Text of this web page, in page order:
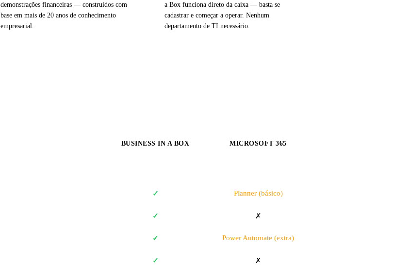
demonstrações financeiras — construídos com
base em mais de 20 anos de conhecimento
empresarial.
a Box funciona direto da caixa — basta se
cadastrar e começar a operar. Nenhum
departamento de TI necessário.
BUSINESS IN A BOX MICROSOFT 365
✓ Planner (básico)
✓ ✗
✓ Power Automate (extra)
✓ ✗